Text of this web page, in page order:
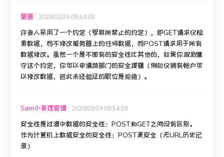
蛋蛋 2020/03/24 09:54:03
许多人采用了一个约定（罗斯所禁止的约定），即GET请求仅检
索数据，而不修改服务器上的任何数据，而POST请求用于所有
数据修改。 虽然一个是不固有的安全性比其他的，如果你做到遵
守这个约定，你可以申请跨部门的安全逻辑（例如仅拥有帐户可
以修改数据，因此未经验证的职位是拒绝）。
Sam小哥理查德 2020/03/24 09:54:03
安全性是过渡中数据的安全性：POST和GET之间没有区别。
作为计算机上数据安全的安全性：POST更安全（无URL历史记
录）